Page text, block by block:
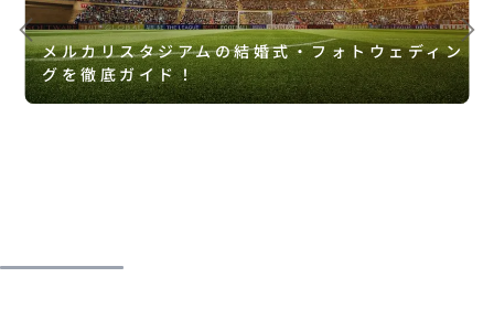
メルカリスタジアムの結婚式・フォトウェディン
グを徹底ガイド！